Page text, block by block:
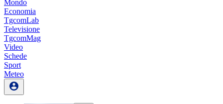
Mondo
Economia
TgcomLab
Televisione
TgcomMag
Video
Schede
Sport
Meteo